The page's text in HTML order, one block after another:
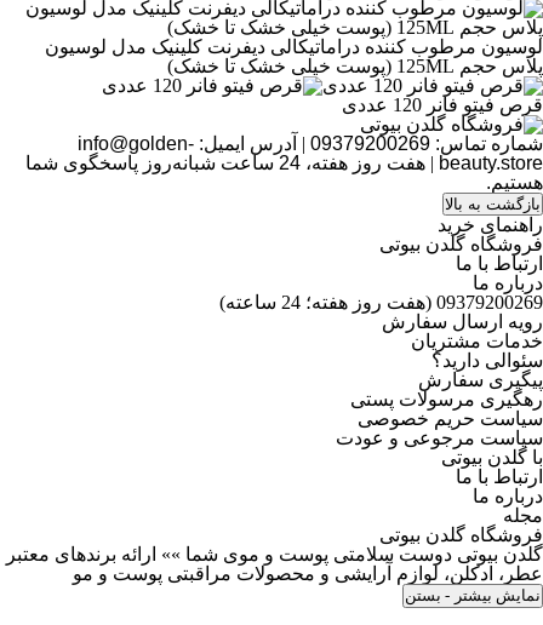
محبوب‌ترین
لوسیون مرطوب کننده دراماتیکالی دیفرنت کلینیک مدل لوسیون
پلاس حجم 125ML (پوست خیلی خشک تا خشک)
قرص فیتو فانر 120 عددی
شماره تماس: 09379200269
| آدرس ایمیل: info@golden-
beauty.store
|
هفت روز هفته، 24 ساعت شبانه‌روز پاسخگوی شما
هستیم.
بازگشت به بالا
راهنمای خرید
فروشگاه گلدن بیوتی
ارتباط با ما
درباره ما
09379200269 (هفت روز هفته؛ 24 ساعته)
رویه ارسال سفارش
خدمات مشتریان
سئوالی دارید؟
پیگیری سفارش
رهگیری مرسولات پستی
سیاست حریم خصوصی
سیاست مرجوعی و عودت
با گلدن بیوتی
ارتباط با ما
درباره ما
مجله
فروشگاه گلدن بیوتی
گلدن بیوتی دوست سلامتی پوست و موی شما »» ارائه برندهای معتبر
عطر، ادکلن، لوازم آرایشی و محصولات مراقبتی پوست و مو
نمایش بیشتر - بستن